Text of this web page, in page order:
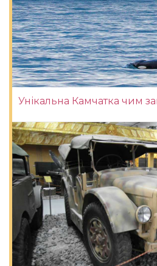
Унікальна Камчатка чим